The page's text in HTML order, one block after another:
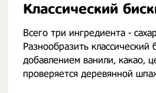
Классический
Всего три ингредиента -
Разнообразить
добавлением ванили, какао,
проверяется деревянной